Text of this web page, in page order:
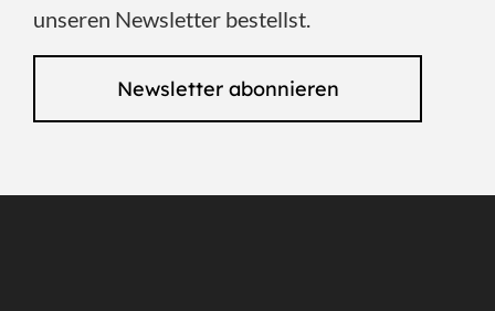
unseren Newsletter bestellst.
Newsletter abonnieren